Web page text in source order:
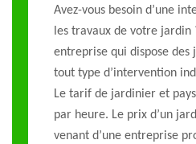
Avez-vous besoin d’une
les travaux de votre jardin
entreprise qui dispose
tout type d’intervention
Le tarif de jardinier et
par heure. Le prix d’un
venant d’une entreprise